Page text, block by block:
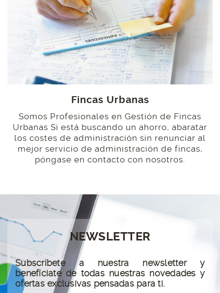
Fincas Urbanas
Somos Profesionales en Gestión de Fincas
Urbanas Si está buscando un ahorro, abaratar
los costes de administración sin renunciar al
mejor servicio de administración de fincas,
póngase en contacto con nosotros.
NEWSLETTER
Subscríbete a nuestra newsletter y
benefíciate de todas nuestras novedades y
ofertas exclusivas pensadas para ti.